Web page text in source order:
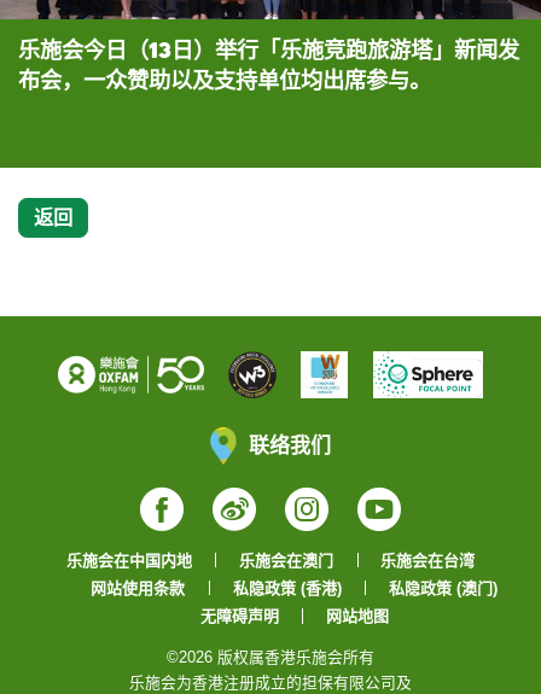
乐施会今日（13日）举行「乐施竞跑旅游塔」新闻发
布会，一众赞助以及支持单位均出席参与。
主礼嘉宾为活动进行启动仪式。
乐施会筹募及传讯总监王灏鸣先生致辞时表示今年活
动所筹得的款项将用于国内留守儿童项目。
友邦保险（国际）有限公司澳门分行首席执行官何振
强先生致辞。
两位乐施会跑塔活动大使，苏为庆以及张盈，在现场
与各位嘉宾分享跑塔乐趣以及呼吁大家继续支持活
「乐施竞跑旅游塔」的宣传海报。
返回
联络我们
Facebook
WeiboInstagram
YouTube
乐施会在中国内地 乐施会在澳门
乐施会在台湾
网站使用条款
私隐政策 (香港)
私隐政策 (澳门)
无障碍声明
网站地图
©2026 版权属香港乐施会所有
乐施会为香港注册成立的担保有限公司及